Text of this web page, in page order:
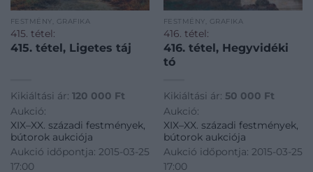
FESTMÉNY, GRAFIKA
415. tétel:
415. tétel, Ligetes táj
Kikiáltási ár: 120 000 Ft
Aukció:
XIX–XX. századi festmények,
bútorok aukciója
Aukció időpontja: 2015-03-25
17:00
FESTMÉNY, GRAFIKA
416. tétel:
416. tétel, Hegyvidéki
tó
Kikiáltási ár: 50 000 Ft
Aukció:
XIX–XX. századi festmények,
bútorok aukciója
Aukció időpontja: 2015-03-25
17:00